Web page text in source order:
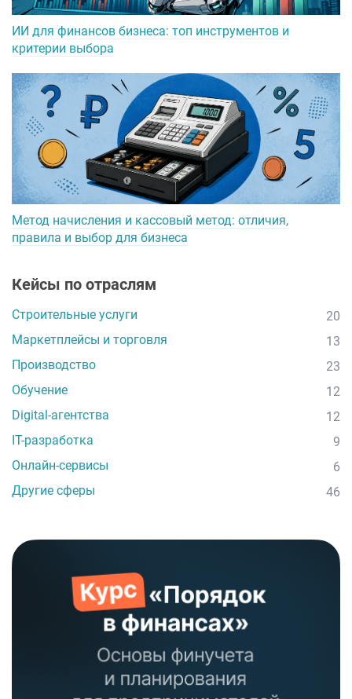
ИИ для финансов бизнеса: топ инструментов и
критерии выбора
Метод начисления и кассовый метод: отличия,
правила и выбор для бизнеса
Кейсы по отраслям
Строительные услуги
20
Маркетплейсы и торговля
13
Производство
23
Обучение
12
Digital-агентства
12
IT-разработка
9
Онлайн-сервисы
6
Другие сферы
46